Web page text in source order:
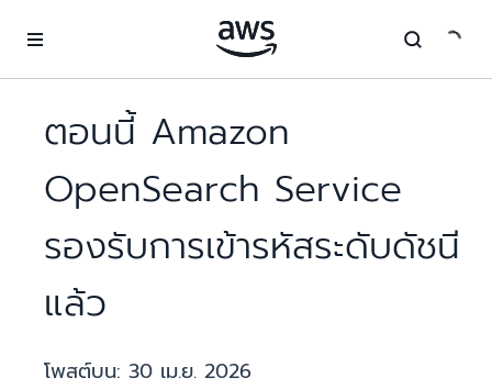
ตอนนี้ Amazon
OpenSearch Service
รองรับการเข้ารหัสระดับดัชนี
แล้ว
โพสต์บน: 30 เม.ย. 2026